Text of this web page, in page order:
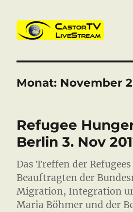
Monat: November
Refugee
Berlin 3. Nov
Das Treffen der
Beauftragten der
Migration, Integration
Maria Böhmer und der